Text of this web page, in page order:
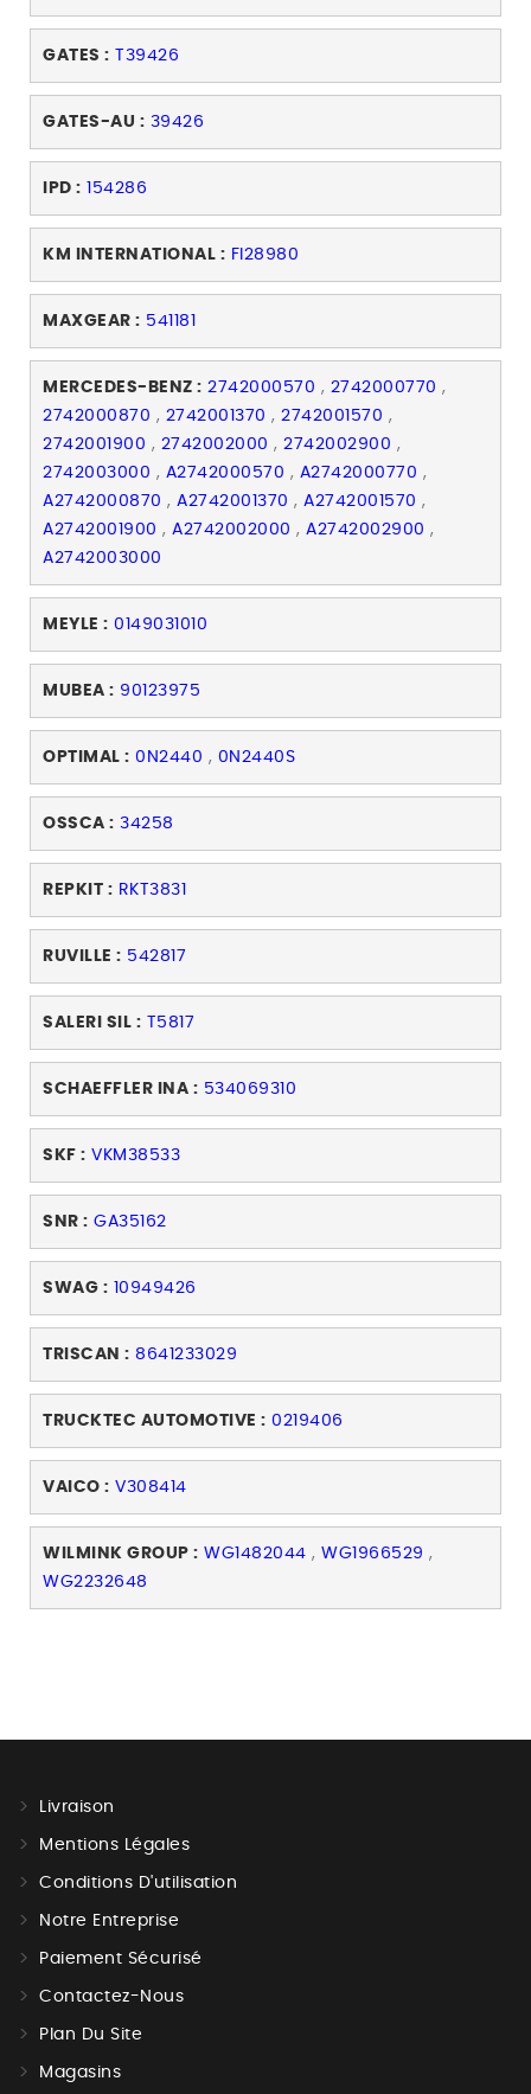
GATES : T39426
GATES-AU : 39426
IPD : 154286
KM INTERNATIONAL : FI28980
MAXGEAR : 541181
MERCEDES-BENZ : 2742000570 , 2742000770 ,
2742000870 , 2742001370 , 2742001570 ,
2742001900 , 2742002000 , 2742002900 ,
2742003000 , A2742000570 , A2742000770 ,
A2742000870 , A2742001370 , A2742001570 ,
A2742001900 , A2742002000 , A2742002900 ,
A2742003000
MEYLE : 0149031010
MUBEA : 90123975
OPTIMAL : 0N2440 , 0N2440S
OSSCA : 34258
REPKIT : RKT3831
RUVILLE : 542817
SALERI SIL : T5817
SCHAEFFLER INA : 534069310
SKF : VKM38533
SNR : GA35162
SWAG : 10949426
TRISCAN : 8641233029
TRUCKTEC AUTOMOTIVE : 0219406
VAICO : V308414
WILMINK GROUP : WG1482044 , WG1966529 ,
WG2232648
Livraison
Mentions Légales
Conditions D'utilisation
Notre Entreprise
Paiement Sécurisé
Contactez-Nous
Plan Du Site
Magasins